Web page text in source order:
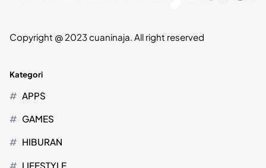
Copyright @ 2023 cuaninaja. All right reserved
Kategori
APPS
GAMES
HIBURAN
LIFESTYLE